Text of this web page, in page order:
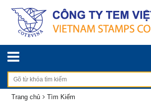
Trang chủ Tìm Kiếm